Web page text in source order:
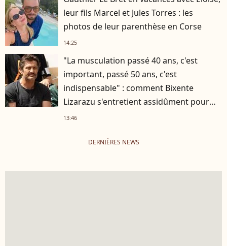
leur fils Marcel et Jules Torres : les
photos de leur parenthèse en Corse
14:25
"La musculation passé 40 ans, c'est
important, passé 50 ans, c'est
indispensable" : comment Bixente
Lizarazu s'entretient assidûment pour
rester musclé à 56 ans ?
13:46
DERNIÈRES NEWS